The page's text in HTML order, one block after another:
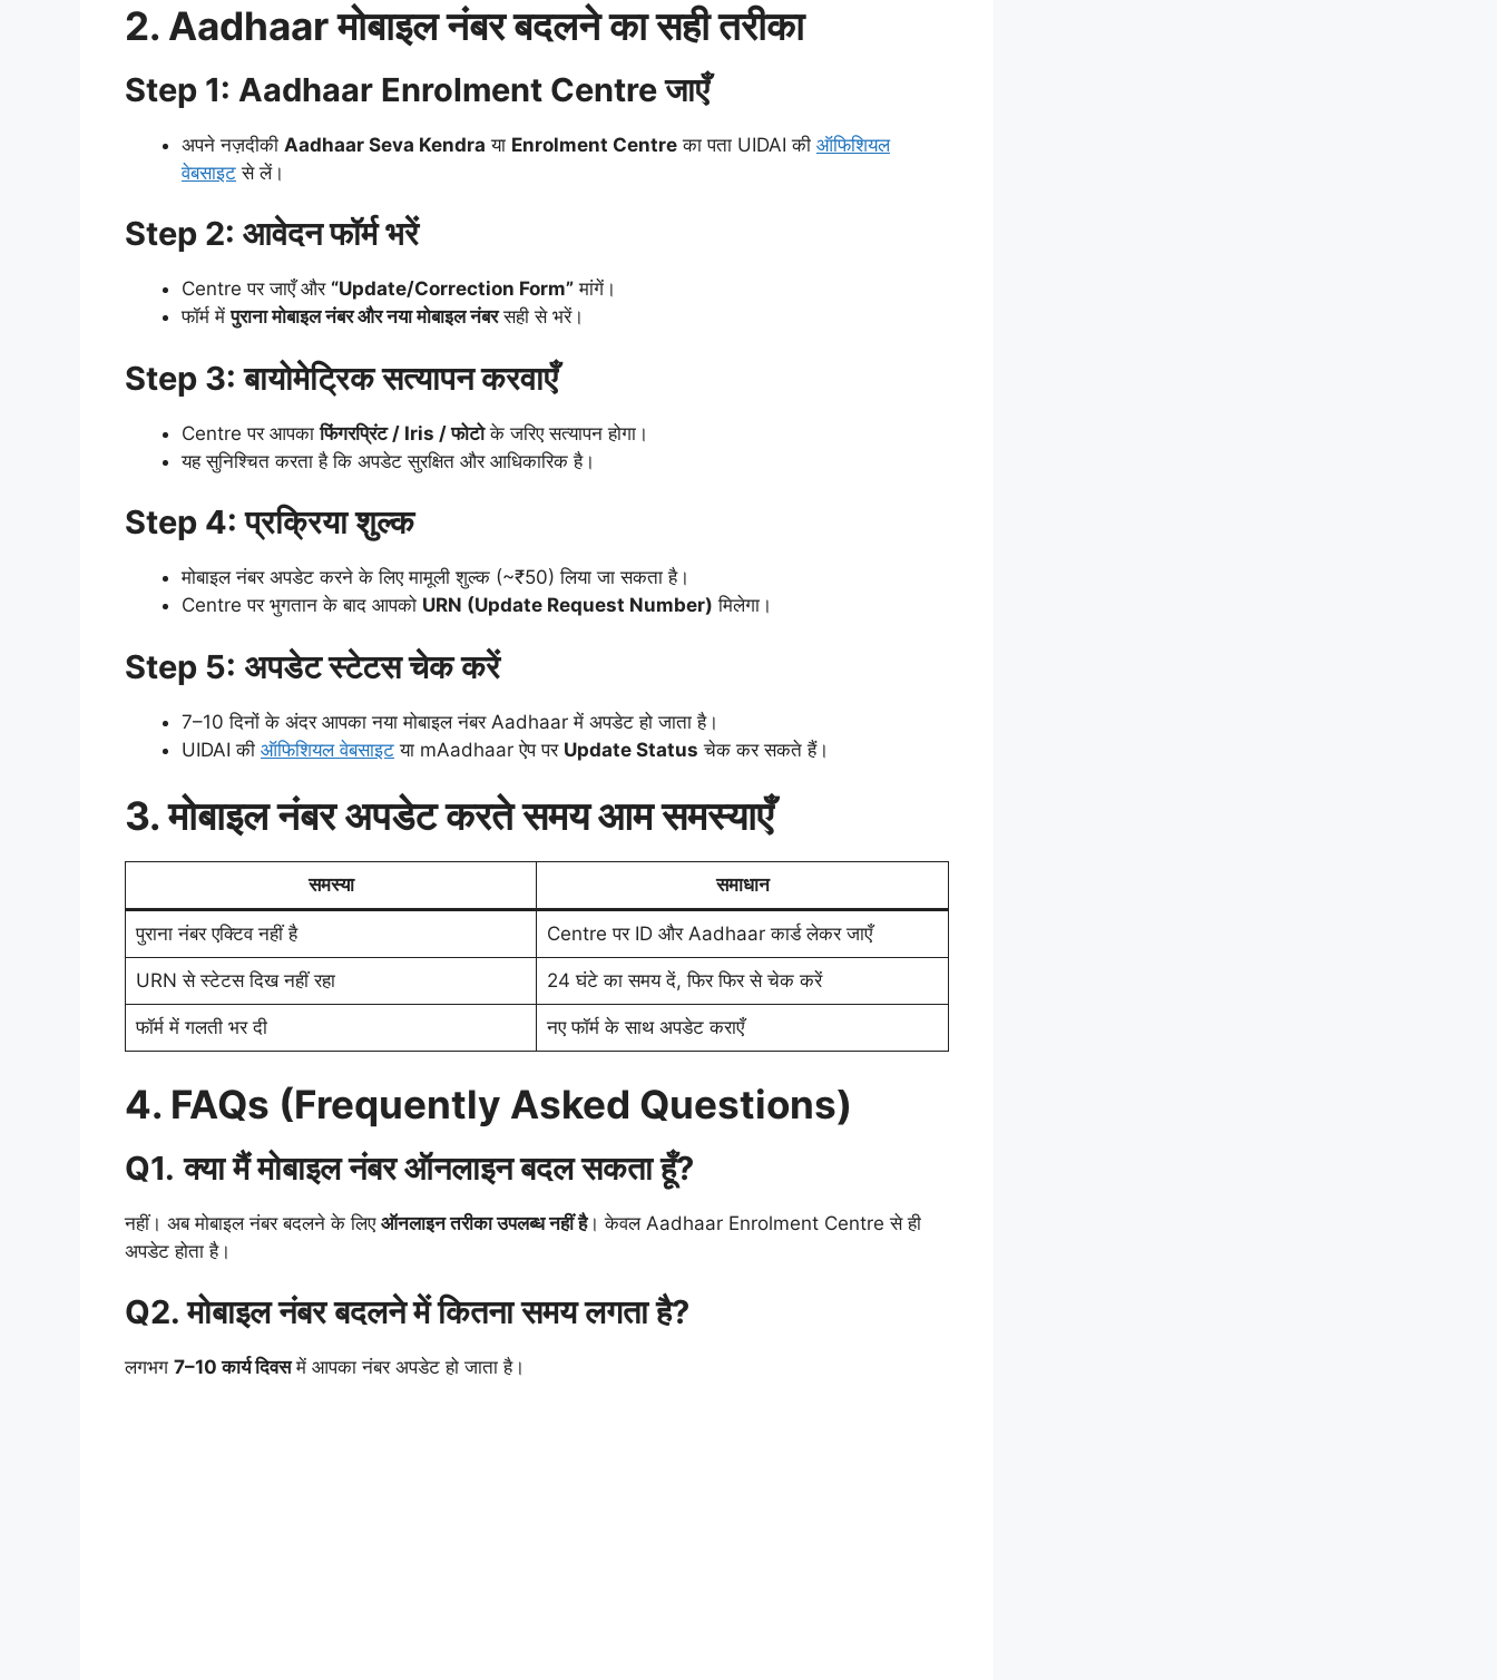
2. Aadhaar मोबाइल नंबर बदलने का सही तरीका
Step 1: Aadhaar Enrolment Centre जाएँ
अपने नज़दीकी Aadhaar Seva Kendra या Enrolment Centre का पता UIDAI की ऑफिशियल
वेबसाइट से लें।
Step 2: आवेदन फॉर्म भरें
Centre पर जाएँ और “Update/Correction Form” मांगें।
फॉर्म मेंपुराना मोबाइल नंबर और नया मोबाइल नंबरसही से भरें।
Step 3: बायोमेट्रिक सत्यापन करवाएँ
Centre पर आपकाफिंगरप्रिंट / Iris / फोटोके जरिए सत्यापन होगा।
यह सुनिश्चित करता है कि अपडेट सुरक्षित और आधिकारिक है।
Step 4: प्रक्रिया शुल्क
मोबाइल नंबर अपडेट करने के लिए मामूली शुल्क (~₹50) लिया जा सकता है।
Centre पर भुगतान के बाद आपको URN (Update Request Number) मिलेगा।
Step 5: अपडेट स्टेटस चेक करें
7–10 दिनों के अंदर आपका नया मोबाइल नंबर Aadhaar में अपडेट हो जाता है।
UIDAI की ऑफिशियल वेबसाइट या mAadhaar ऐप पर Update Status चेक कर सकते हैं।
3. मोबाइल नंबर अपडेट करते समय आम समस्याएँ
समस्या समाधान
पुराना नंबर एक्टिव नहीं है Centre पर ID और Aadhaar कार्ड लेकर जाएँ
URN से स्टेटस दिख नहीं रहा 24 घंटे का समय दें, फिर फिर से चेक करें
फॉर्म में गलती भर दी नए फॉर्म के साथ अपडेट कराएँ
4. FAQs (Frequently Asked Questions)
Q1. क्या मैं मोबाइल नंबर ऑनलाइन बदल सकता हूँ?
नहीं। अब मोबाइल नंबर बदलने के लिए ऑनलाइन तरीका उपलब्ध नहीं है। केवल Aadhaar Enrolment Centre से ही
अपडेट होता है।
Q2. मोबाइल नंबर बदलने में कितना समय लगता है?
लगभग 7–10 कार्य दिवसमें आपका नंबर अपडेट हो जाता है।